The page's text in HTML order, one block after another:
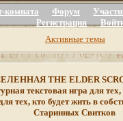
комната Форум
Регистрация
Активные темы
THE ELDER
текстовая игра для
тех, кто будет жить в
Старинных Свитков